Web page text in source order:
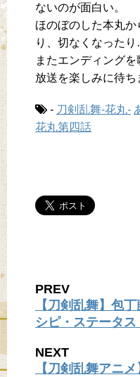
ないのが面白い。
ほのぼのした本丸
り、切なくなったり
またエンディング
放送を楽しみに待ち
- 刀剣乱舞-花丸-
花丸第四話
PREV
【刀剣乱舞】包
シピ・ステータ
NEXT
【刀剣乱舞アニ